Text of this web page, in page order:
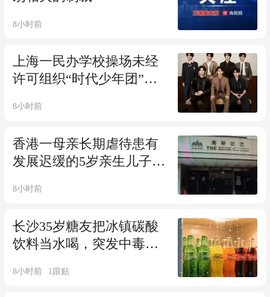
8小时前
上海一民办学校操场未经
许可组织“时代少年团”粉
参与，售出千余张门票；
人已行拘并罚款
8小时前
香港一母亲长期虐待患有
发展迟缓的5岁亲生儿子致
129处伤势，体重仅9.7公
8小时前
长沙35岁糖友把冰镇碳酸
饮料当水喝，突发中毒昏
8小时前 1跟贴